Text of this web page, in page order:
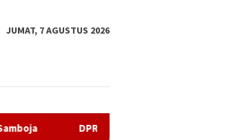
JUMAT, 7 AGUSTUS 2026
DPRD Samarinda Sebut Kematian Siswa